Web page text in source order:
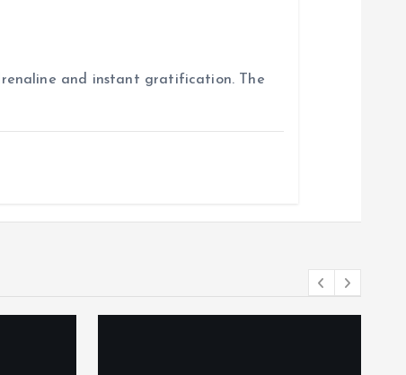
and instant gratification. The